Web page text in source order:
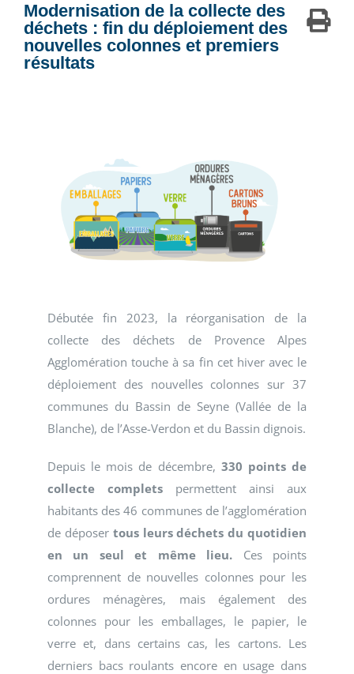
Modernisation de la collecte des
déchets : fin du déploiement des
nouvelles colonnes et premiers
résultats
Débutée fin 2023, la réorganisation de la
collecte des déchets de Provence Alpes
Agglomération touche à sa fin cet hiver avec le
déploiement des nouvelles colonnes sur 37
communes du Bassin de Seyne (Vallée de la
Blanche), de l’Asse-Verdon et du Bassin dignois.
Depuis le mois de décembre, 330 points de
collecte complets permettent ainsi aux
habitants des 46 communes de l’agglomération
de déposertous leurs déchets du quotidien
en un seul et même lieu. Ces points
comprennent de nouvelles colonnes pour les
ordures ménagères, mais également des
colonnes pour les emballages, le papier, le
verre et, dans certains cas, les cartons. Les
derniers bacs roulants encore en usage dans